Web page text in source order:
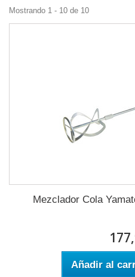
Mostrando 1 - 10 de 10
Mezclador Cola
Añadir al